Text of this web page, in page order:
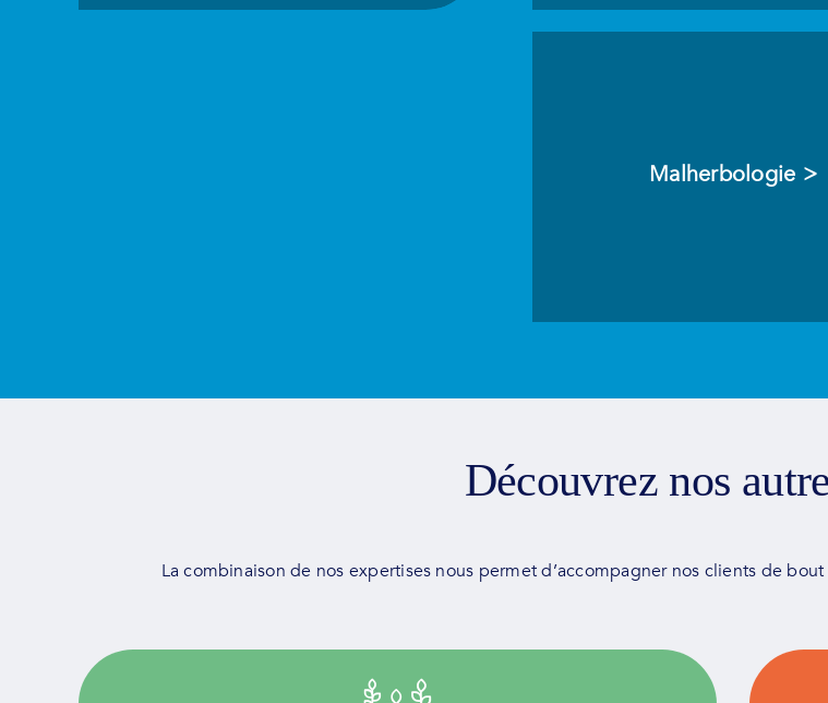
Malherbologie >
Découvrez nos
La combinaison de nos expertises nous permet d’accompagner nos clients de
Guidés par la qualité, nous fournissons des services sur mesure pour la